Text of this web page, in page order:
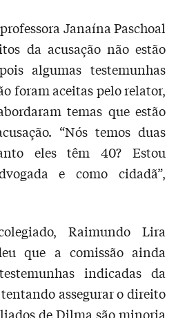
Janaína Paschoal
da acusação não estão
algumas testemunhas
foram aceitas pelo relator,
temas que estão
“Nós temos duas
eles têm 40? Estou
e como cidadã”,
Raimundo Lira
que a comissão ainda
indicadas da
tentando assegurar o direito
de Dilma são minoria